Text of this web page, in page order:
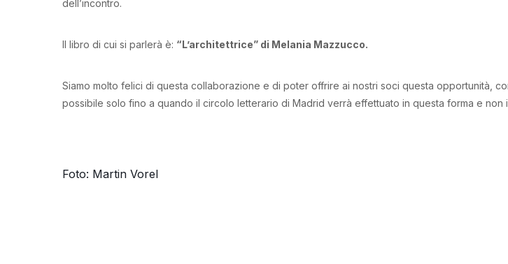
dell’incontro.
Il libro di cui si parlerà è: “L’architettrice” di Melania Mazzucco.
Siamo molto felici di questa collaborazione e di poter offrire ai nostri soci questa opportunità,
possibile solo fino a quando il circolo letterario di Madrid verrà effettuato in questa forma e non
Foto: Martin Vorel